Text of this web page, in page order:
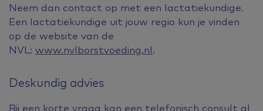
Neem dan contact op met een lactatiekundige.
Een lactatiekundige uit jouw regio kun je vinden
op de website van de
NVL: www.nvlborstvoeding.nl.
Deskundig advies
Bij een korte vraag kan een telefonisch consult al